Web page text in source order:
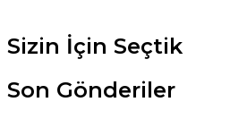
Sizin İçin Seçtik
Son Gönderiler